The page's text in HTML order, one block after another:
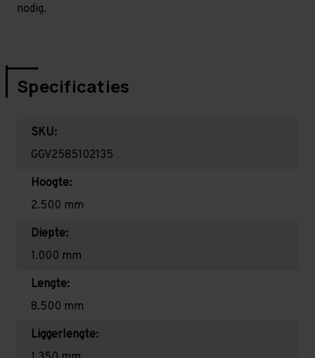
nodig.
Specificaties
SKU:
GGV2585102135
Hoogte:
2.500 mm
Diepte:
1.000 mm
Lengte:
8.500 mm
Liggerlengte: